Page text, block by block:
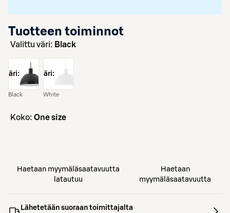
Tuotteen toiminnot
Valittu väri: Black
väri:
Black
väri:
White
koko: One size
Haetaan myymäläsaatavuutta
latautuu
Haetaan
myymäläsaatavuutta
Lähetetään suoraan toimittajalta